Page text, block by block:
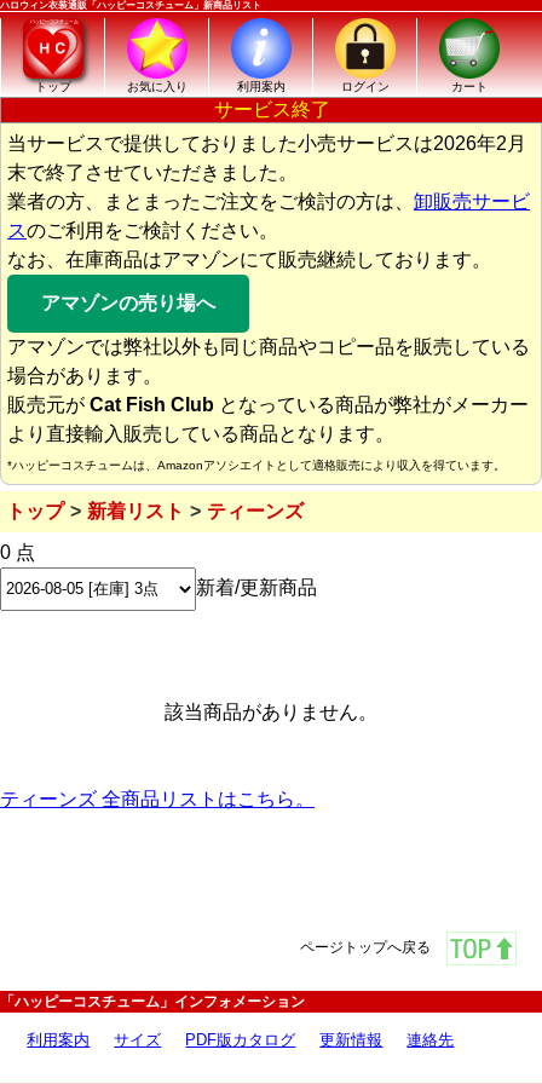
ハロウィン衣装通販「ハッピーコスチューム」新商品リスト
トップ お気に入り 利用案内 ログイン カート
サービス終了
当サービスで提供しておりました小売サービスは2026年2月
末で終了させていただきました。
業者の方、まとまったご注文をご検討の方は、 卸販売サービ
スのご利用をご検討ください。
なお、在庫商品はアマゾンにて販売継続しております。
アマゾンの売り場へ
アマゾンでは弊社以外も同じ商品やコピー品を販売している
場合があります。
販売元が Cat Fish Club となっている商品が弊社がメーカー
より直接輸入販売している商品となります。
*ハッピーコスチュームは、Amazonアソシエイトとして適格販売により収入を得ています。
トップ 新着リスト
ティーンズ
0 点
新着/更新商品
該当商品がありません。
ティーンズ 全商品リストはこちら。
ページトップへ戻る
「ハッピーコスチューム」インフォメーション
利用案内 サイズ PDF版カタログ 更新情報 連絡先